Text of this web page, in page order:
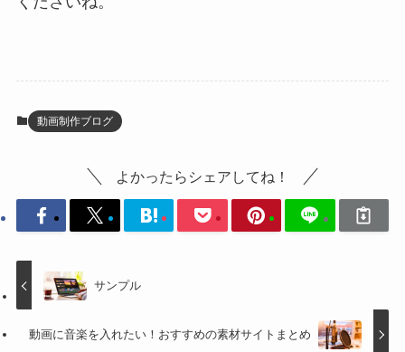
動画制作ブログ
よかったらシェアしてね！
サンプル
動画に音楽を入れたい！おすすめの素材サイトまとめ